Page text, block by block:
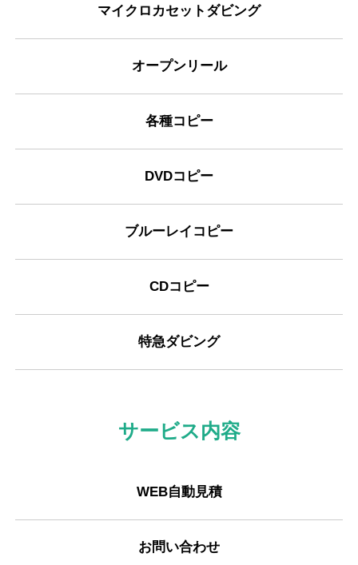
マイクロカセットダビング
オープンリール
各種コピー
DVDコピー
ブルーレイコピー
CDコピー
特急ダビング
サービス内容
WEB自動見積
お問い合わせ